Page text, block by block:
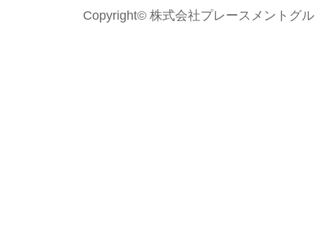
Copyright© 株式会社プレースメントグ